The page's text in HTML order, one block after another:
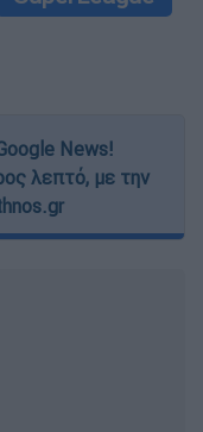
News!
λεπτό, με την